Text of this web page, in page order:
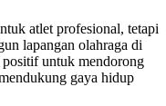
atlet profesional, tetapi
lapangan olahraga di
untuk mendorong
gaya hidup